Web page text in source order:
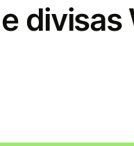
divisas